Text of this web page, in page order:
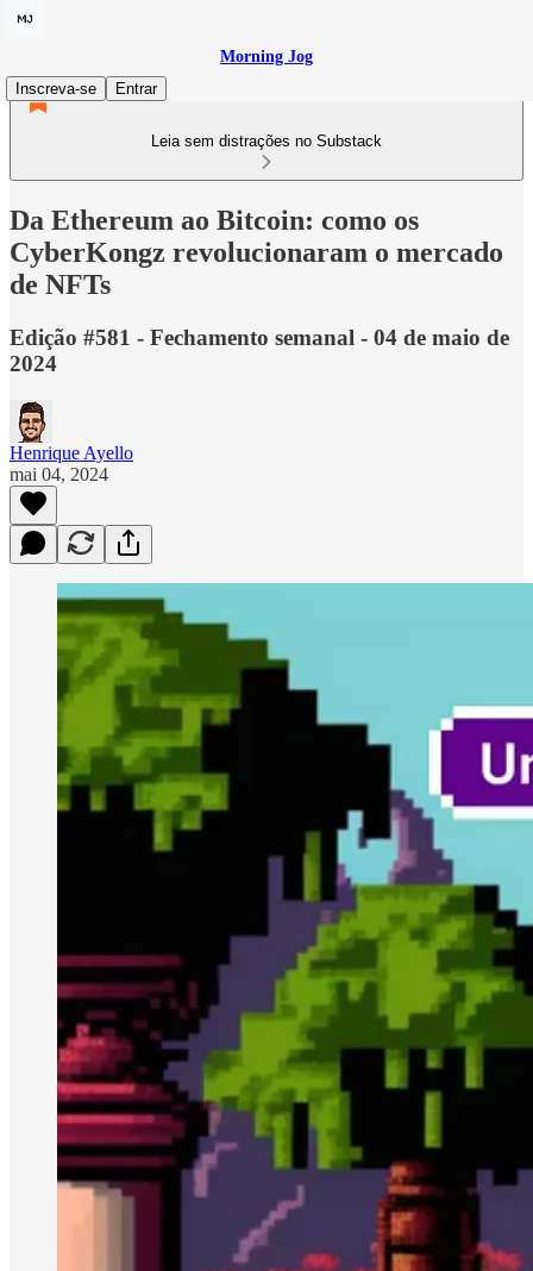
Morning Jog
Inscreva-se
Entrar
Leia sem distrações no Substack
Da Ethereum ao Bitcoin: como os
CyberKongz revolucionaram o mercado
de NFTs
Edição #581 - Fechamento semanal - 04 de maio de
2024
Henrique Ayello
mai 04, 2024